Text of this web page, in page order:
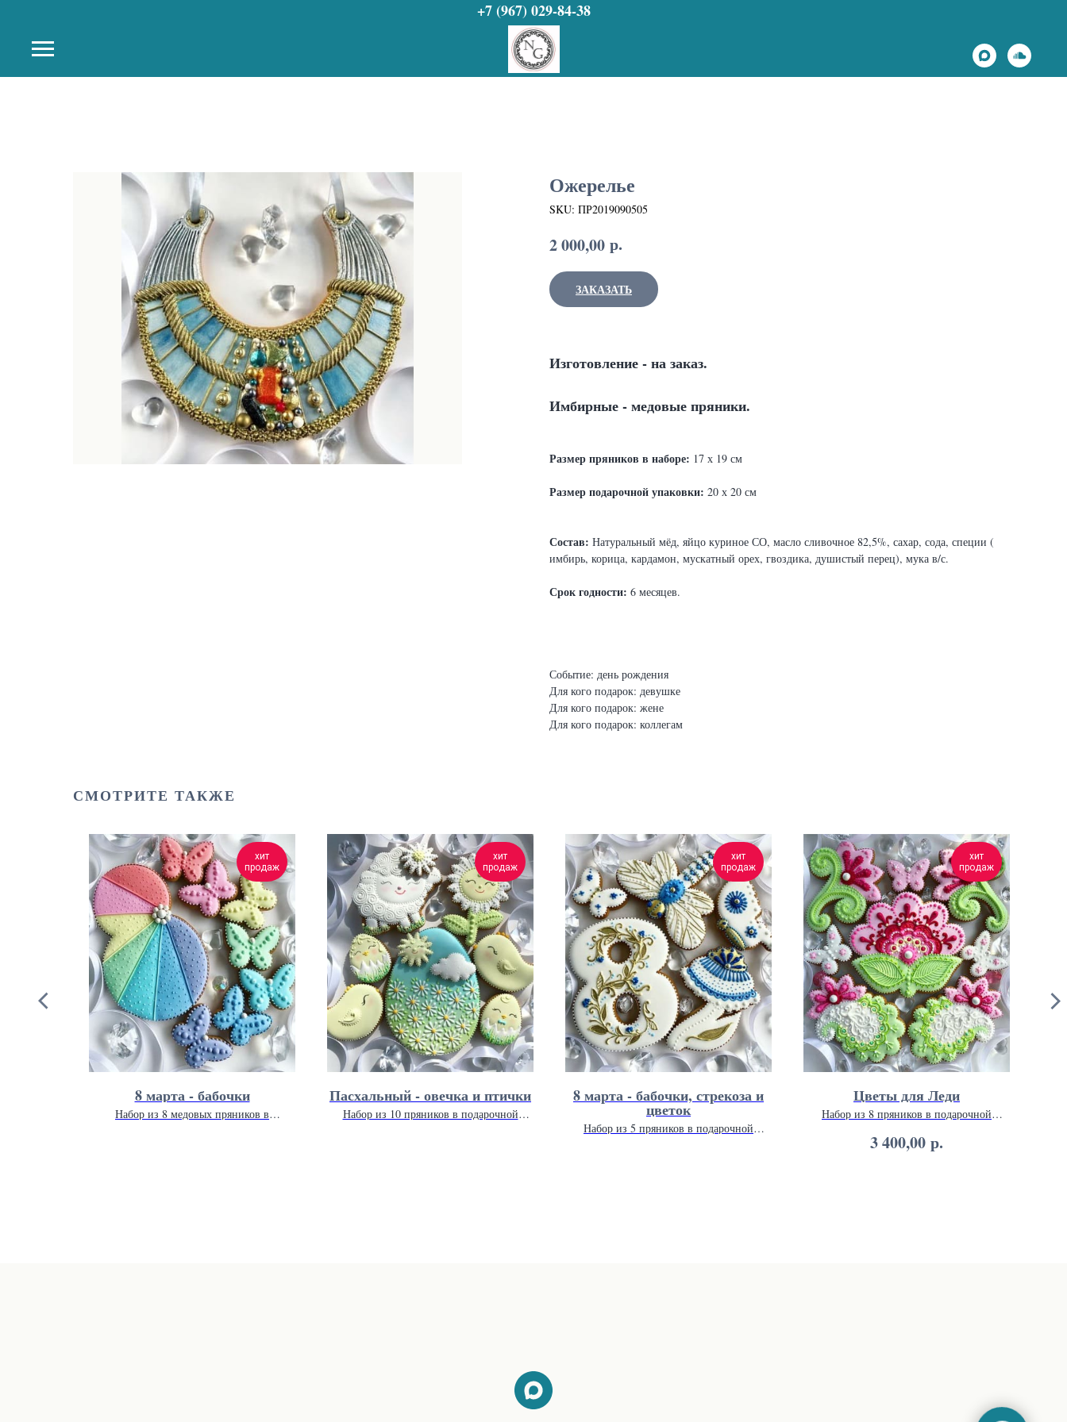
+7 (967) 029-84-38
Ожерелье
SKU: ПР2019090505
2 000,00 р.
ЗАКАЗАТЬ
Изготовление - на заказ.
Имбирные - медовые пряники.
Размер пряников в наборе: 17 х 19 см
Размер подарочной упаковки: 20 х 20 см
Состав: Натуральный мёд, яйцо куриное СО, масло сливочное 82,5%, сахар, сода, специи (
имбирь, корица, кардамон, мускатный орех, гвоздика, душистый перец), мука в/с.
Срок годности: 6 месяцев.
Событие: день рождения
Для кого подарок: девушке
Для кого подарок: жене
Для кого подарок: коллегам
СМОТРИТЕ ТАКЖЕ
хит
продаж
8 марта - бабочки
Набор из 8 медовых пряников в
хит
продаж
Пасхальный - овечка и птички
Набор из 10 пряников в подарочной
хит
продаж
8 марта - бабочки, стрекоза и
цветок
Набор из 5 пряников в подарочной
хит
продаж
Цветы для Леди
Набор из 8 пряников в подарочной
3 400,00 р.